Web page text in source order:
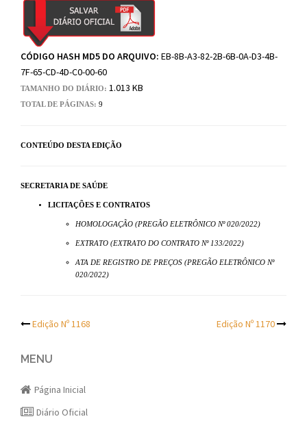
CÓDIGO HASH MD5 DO ARQUIVO: EB-8B-A3-82-2B-6B-0A-D3-4B-
7F-65-CD-4D-C0-00-60
TAMANHO DO DIÁRIO: 1.013 KB
TOTAL DE PÁGINAS: 9
CONTEÚDO DESTA EDIÇÃO
SECRETARIA DE SAÚDE
LICITAÇÕES E CONTRATOS
HOMOLOGAÇÃO (PREGÃO ELETRÔNICO Nº 020/2022)
EXTRATO (EXTRATO DO CONTRATO Nº 133/2022)
ATA DE REGISTRO DE PREÇOS (PREGÃO ELETRÔNICO Nº
020/2022)
Post
navigation
Edição Nº 1168 Edição Nº 1170
MENU
Página Inicial
Diário Oficial